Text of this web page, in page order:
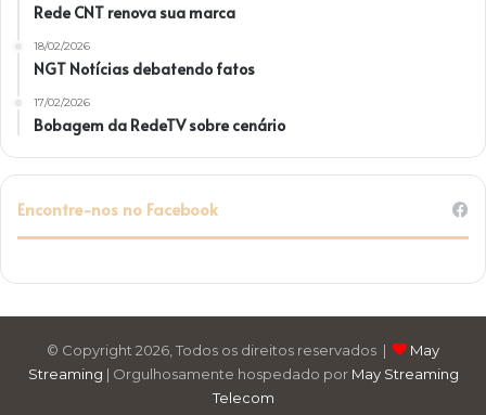
Rede CNT renova sua marca
18/02/2026
NGT Notícias debatendo fatos
17/02/2026
Bobagem da RedeTV sobre cenário
Encontre-nos no Facebook
© Copyright 2026, Todos os direitos reservados |
May
Streaming | Orgulhosamente hospedado por May Streaming
Telecom